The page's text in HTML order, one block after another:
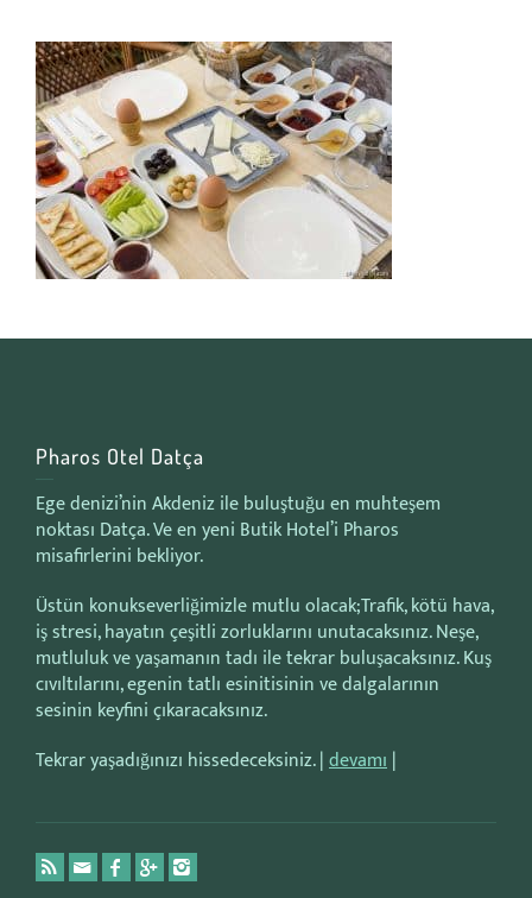
Pharos Otel Datça
Ege denizi’nin Akdeniz ile buluştuğu en muhteşem
noktası Datça. Ve en yeni Butik Hotel’i Pharos
misafirlerini bekliyor.
Üstün konukseverliğimizle mutlu olacak;Trafik, kötü hava,
iş stresi, hayatın çeşitli zorluklarını unutacaksınız. Neşe,
mutluluk ve yaşamanın tadı ile tekrar buluşacaksınız. Kuş
cıvıltılarını, egenin tatlı esinitisinin ve dalgalarının
sesinin keyfini çıkaracaksınız.
Tekrar yaşadığınızı hissedeceksiniz. |devamı|